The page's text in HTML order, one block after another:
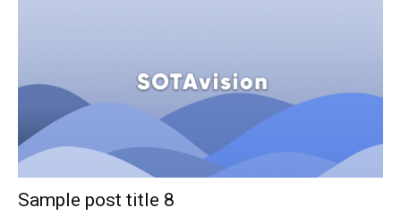
Sample post title 8